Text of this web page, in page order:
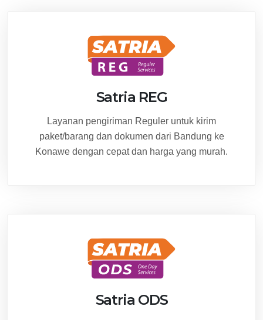
Satria REG
Layanan pengiriman Reguler untuk kirim
paket/barang dan dokumen dari Bandung ke
Konawe dengan cepat dan harga yang murah.
Satria ODS